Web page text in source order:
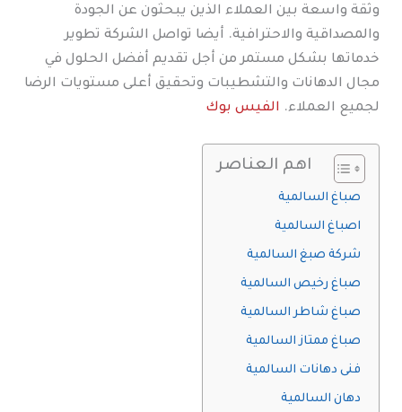
وثقة واسعة بين العملاء الذين يبحثون عن الجودة
والمصداقية والاحترافية. أيضا تواصل الشركة تطوير
خدماتها بشكل مستمر من أجل تقديم أفضل الحلول في
مجال الدهانات والتشطيبات وتحقيق أعلى مستويات الرضا
لجميع العملاء. الفيس بوك
اهم العناصر
صباغ السالمية
اصباغ السالمية
شركة صبغ السالمية
صباغ رخيص السالمية
صباغ شاطر السالمية
صباغ ممتاز السالمية
فنى دهانات السالمية
دهان السالمية